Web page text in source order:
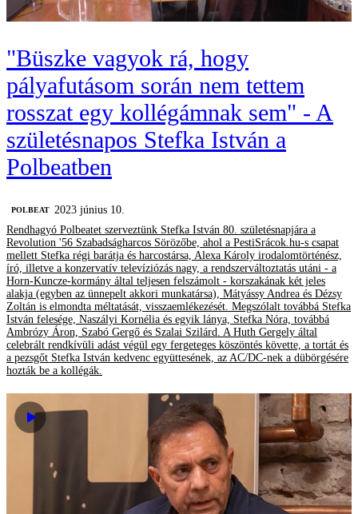
"Büszke vagyok rá, hogy
pályafutásom során nem tettem
rosszat egy kollégámnak sem" - A
születésnapos Stefka István a
Polbeatben
‎POLBEAT 2023 június 10.
Rendhagyó Polbeatet szerveztünk Stefka István 80. születésnapjára a
Revolution '56 Szabadságharcos Sörözőbe, ahol a PestiSrácok.hu-s csapat
mellett Stefka régi barátja és harcostársa, Alexa Károly irodalomtörténész,
író, illetve a konzervatív televíziózás nagy, a rendszerváltoztatás utáni - a
Horn-Kuncze-kormány által teljesen felszámolt - korszakának két jeles
alakja (egyben az ünnepelt akkori munkatársa), Mátyássy Andrea és Dézsy
Zoltán is elmondta méltatását, visszaemlékezését. Megszólalt továbbá Stefka
István felesége, Naszályi Kornélia és egyik lánya, Stefka Nóra, továbbá
Ambrózy Áron, Szabó Gergő és Szalai Szilárd. A Huth Gergely által
celebrált rendkívüli adást végül egy fergeteges köszöntés követte, a tortát és
a pezsgőt Stefka István kedvenc együttesének, az AC/DC-nek a dübörgésére
hozták be a kollégák.